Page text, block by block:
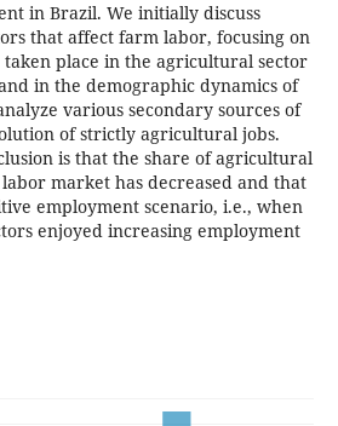
in Brazil. We initially discuss
that affect farm labor, focusing on
taken place in the agricultural sector
in the demographic dynamics of
various secondary sources of
of strictly agricultural jobs.
is that the share of agricultural
market has decreased and that
employment scenario, i.e., when
enjoyed increasing employment